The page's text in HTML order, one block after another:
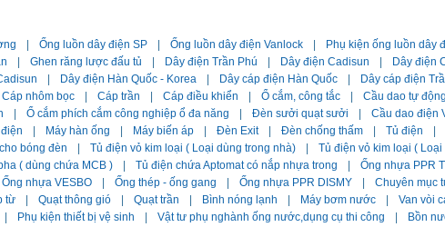
Ống luồn dây điện SP Ống luồn dây điện Vanlock
Phụ kiện ống luồn dây
Ghen răng lược đấu tủ Dây điện Trần Phú Dây điện Cadisun
Dây điện
Dây điện Hàn Quốc - Korea Dây cáp điện Hàn Quốc
Dây cáp điện
Cáp nhôm bọc Cáp trần Cáp điều khiển Ổ cắm, công tắc
Cầu dao tự
Ổ cắm phích cắm công nghiệp ổ đa năng Đèn sưởi quạt sưởi
Cầu dao điện
Máy hàn ống Máy biến áp Đèn Exit Đèn chống thấm Tủ điện
bóng đèn Tủ điện vỏ kim loại ( Loại dùng trong nhà)
Tủ điện vỏ kim loại (
( dùng chứa MCB ) Tủ điện chứa Aptomat có nắp nhựa trong
Ống nhựa PPR
Ống nhựa VESBO Ống thép - ống gang Ống nhựa PPR DISMY
Chuyên mục
từ Quạt thông gió Quạt trần Bình nóng lạnh Máy bơm nước
Van vòi
Phụ kiện thiết bị vệ sinh Vật tư phụ nghành ống nước,dụng cụ thi công
Bồn